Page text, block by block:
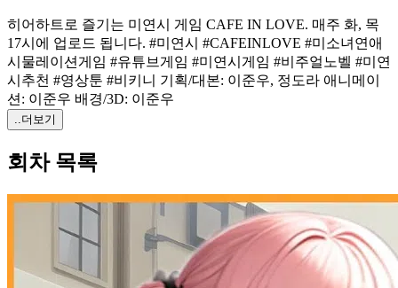
히어하트로 즐기는 미연시 게임 CAFE IN LOVE. 매주 화, 목
17시에 업로드 됩니다. #미연시 #CAFEINLOVE #미소녀연애
시물레이션게임 #유튜브게임 #미연시게임 #비주얼노벨 #미연
시추천 #영상툰 #비키니 기획/대본: 이준우, 정도라 애니메이
션: 이준우 배경/3D: 이준우
..더보기
회차 목록